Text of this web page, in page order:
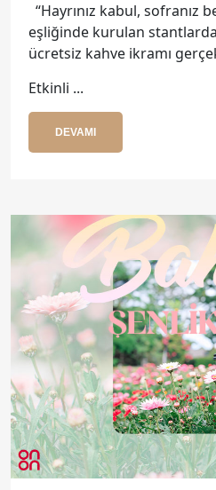
“Hayrınız kabul, sofranız
eşliğinde kurulan
ücretsiz kahve ikramı
Etkinli ...
DEVAMI